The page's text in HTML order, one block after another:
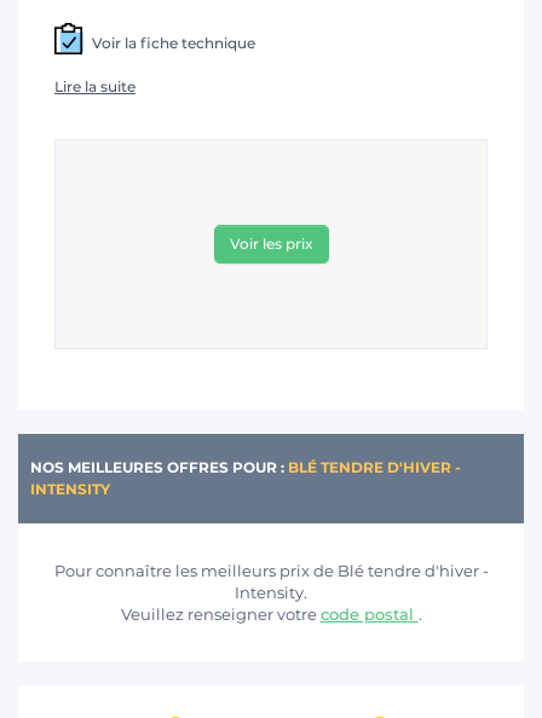
Voir la fiche technique
Lire la suite
Voir les prix
NOS MEILLEURES OFFRES POUR : BLÉ TENDRE D'HIVER -
INTENSITY
Pour connaître les meilleurs prix de Blé tendre d'hiver -
Intensity.
Veuillez renseigner votrecode postal .